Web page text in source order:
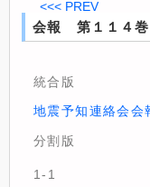
<<< PREV
会報 第１１４巻
統合版
地震予知連絡会会
分割版
1-1